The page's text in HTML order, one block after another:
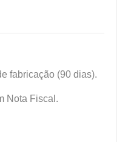
fabricação (90 dias).
Nota Fiscal.